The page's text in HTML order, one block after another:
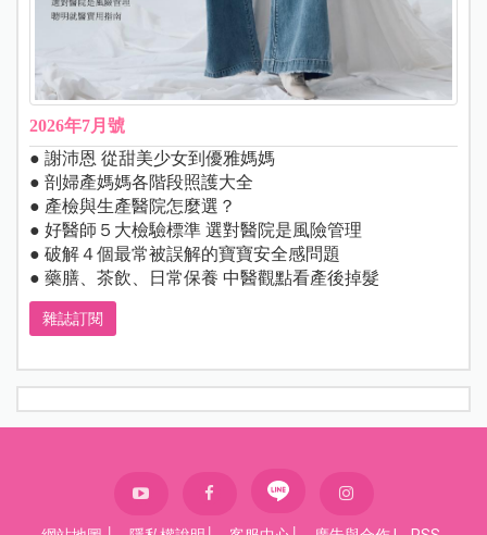
2026年7月號
● 謝沛恩 從甜美少女到優雅媽媽
● 剖婦產媽媽各階段照護大全
● 產檢與生產醫院怎麼選？
● 好醫師５大檢驗標準 選對醫院是風險管理
● 破解４個最常被誤解的寶寶安全感問題
● 藥膳、茶飲、日常保養 中醫觀點看產後掉髮
雜誌訂閱